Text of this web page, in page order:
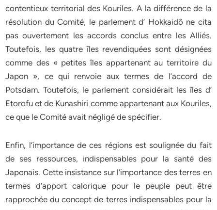
contentieux territorial des Kouriles. A la différence de la
résolution du Comité, le parlement d’ Hokkaidô ne cita
pas ouvertement les accords conclus entre les Alliés.
Toutefois, les quatre îles revendiquées sont désignées
comme des « petites îles appartenant au territoire du
Japon », ce qui renvoie aux termes de l’accord de
Potsdam. Toutefois, le parlement considérait les îles d’
Etorofu et de Kunashiri comme appartenant aux Kouriles,
ce que le Comité avait négligé de spécifier.
Enfin, l’importance de ces régions est soulignée du fait
de ses ressources, indispensables pour la santé des
Japonais. Cette insistance sur l’importance des terres en
termes d’apport calorique pour le peuple peut être
rapprochée du concept de terres indispensables pour la